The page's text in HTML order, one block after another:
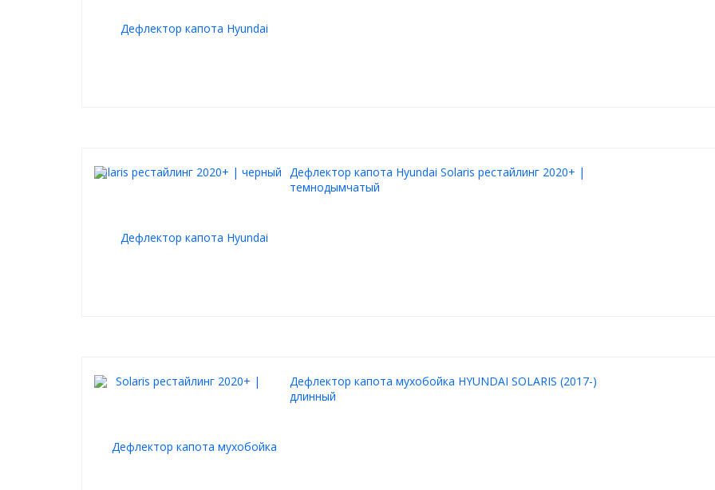
Дефлектор капота Hyundai Solaris рестайлинг 2020+ |
темнодымчатый
Дефлектор капота мухобойка HYUNDAI SOLARIS (2017-)
длинный